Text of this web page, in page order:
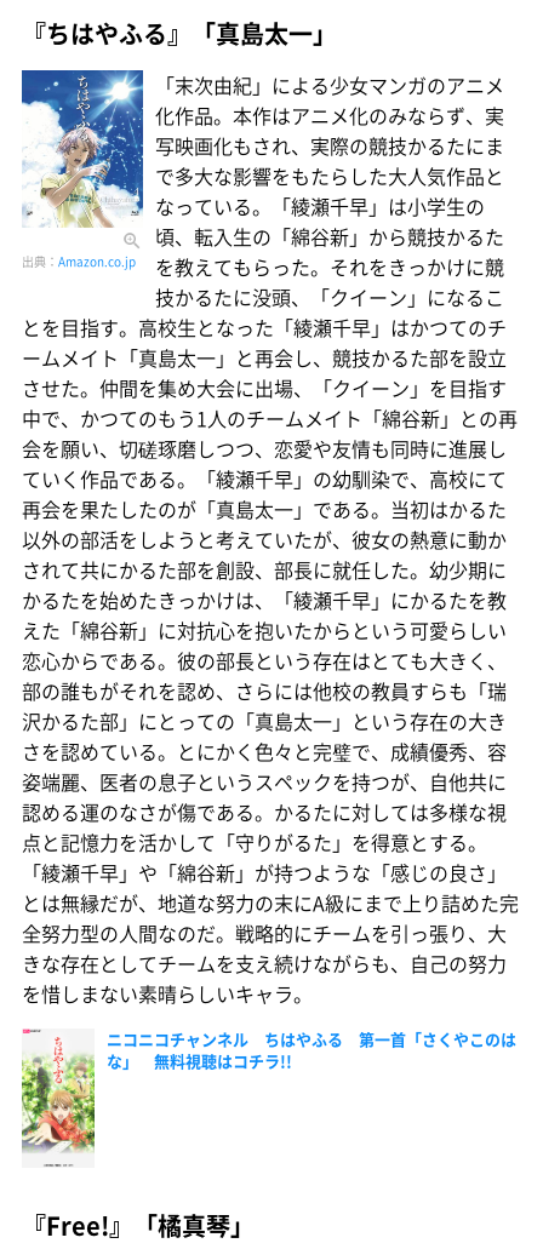
『ちはやふる』「真島太一」
出典： Amazon.co.jp
「末次由紀」による少女マンガのアニメ
化作品。本作はアニメ化のみならず、実
写映画化もされ、実際の競技かるたにま
で多大な影響をもたらした大人気作品と
なっている。「綾瀬千早」は小学生の
頃、転入生の「綿谷新」から競技かるた
を教えてもらった。それをきっかけに競
技かるたに没頭、「クイーン」になるこ
とを目指す。高校生となった「綾瀬千早」はかつてのチ
ームメイト「真島太一」と再会し、競技かるた部を設立
させた。仲間を集め大会に出場、「クイーン」を目指す
中で、かつてのもう1人のチームメイト「綿谷新」との再
会を願い、切磋琢磨しつつ、恋愛や友情も同時に進展し
ていく作品である。「綾瀬千早」の幼馴染で、高校にて
再会を果たしたのが「真島太一」である。当初はかるた
以外の部活をしようと考えていたが、彼女の熱意に動か
されて共にかるた部を創設、部長に就任した。幼少期に
かるたを始めたきっかけは、「綾瀬千早」にかるたを教
えた「綿谷新」に対抗心を抱いたからという可愛らしい
恋心からである。彼の部長という存在はとても大きく、
部の誰もがそれを認め、さらには他校の教員すらも「瑞
沢かるた部」にとっての「真島太一」という存在の大き
さを認めている。とにかく色々と完璧で、成績優秀、容
姿端麗、医者の息子というスペックを持つが、自他共に
認める運のなさが傷である。かるたに対しては多様な視
点と記憶力を活かして「守りがるた」を得意とする。
「綾瀬千早」や「綿谷新」が持つような「感じの良さ」
とは無縁だが、地道な努力の末にA級にまで上り詰めた完
全努力型の人間なのだ。戦略的にチームを引っ張り、大
きな存在としてチームを支え続けながらも、自己の努力
を惜しまない素晴らしいキャラ。
ニコニコチャンネル ちはやふる 第一首「さくやこのは
な」 無料視聴はコチラ!!
『Free!』「橘真琴」